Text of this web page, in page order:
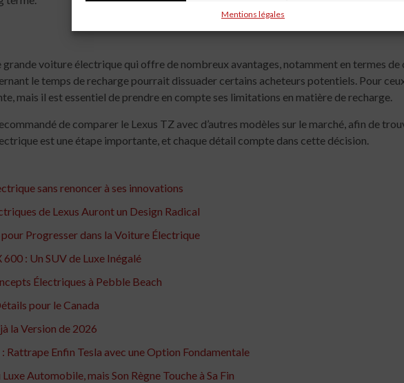
Mentions légales
grande voiture électrique qui offre de nombreux avantages, notamment en termes
le temps de recharge pourrait dissuader certains acheteurs potentiels. Pour
mais il est essentiel de prendre en compte ses limitations en matière de recharge.
de comparer le Lexus TZ avec d’autres modèles sur le marché, afin de
est une étape importante, et chaque détail compte dans cette décision.
sans renoncer à ses innovations
de Lexus Auront un Design Radical
Progresser dans la Voiture Électrique
600 : Un SUV de Luxe Inégalé
Électriques à Pebble Beach
pour le Canada
la Version de 2026
Rattrape Enfin Tesla avec une Option Fondamentale
Luxe Automobile, mais Son Règne Touche à Sa Fin